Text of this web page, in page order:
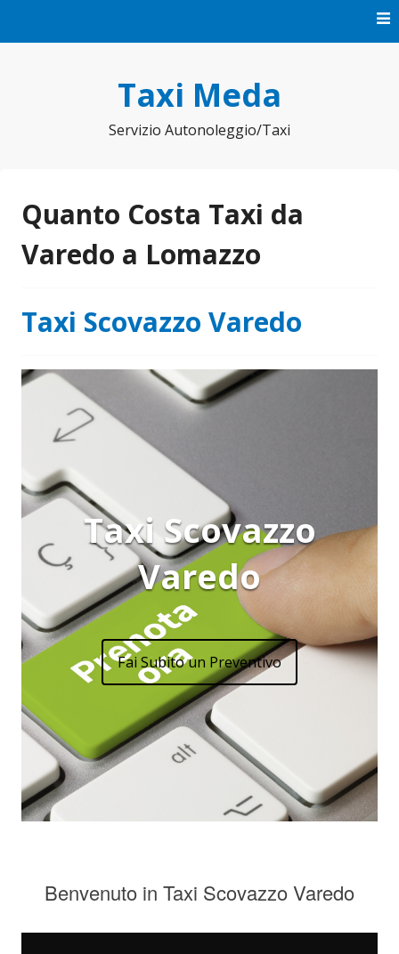
Taxi Meda
Servizio Autonoleggio/Taxi
Quanto Costa Taxi da
Varedo a Lomazzo
Taxi Scovazzo Varedo
Taxi Scovazzo
Varedo
Fai Subito un Preventivo
Benvenuto in Taxi Scovazzo Varedo